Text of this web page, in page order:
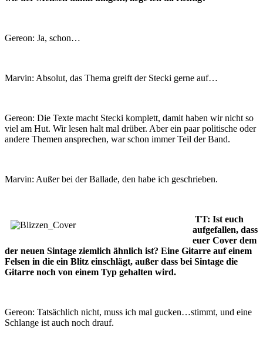
Gereon: Ja, schon…
Marvin: Absolut, das Thema greift der Stecki gerne auf…
Gereon: Die Texte macht Stecki komplett, damit haben wir nicht so
viel am Hut. Wir lesen halt mal drüber. Aber ein paar politische oder
andere Themen ansprechen, war schon immer Teil der Band.
Marvin: Außer bei der Ballade, den habe ich geschrieben.
TT: Ist euch
aufgefallen, dass
euer Cover dem
der neuen Sintage ziemlich ähnlich ist? Eine Gitarre auf einem
Felsen in die ein Blitz einschlägt, außer dass bei Sintage die
Gitarre noch von einem Typ gehalten wird.
Gereon: Tatsächlich nicht, muss ich mal gucken…stimmt, und eine
Schlange ist auch noch drauf.